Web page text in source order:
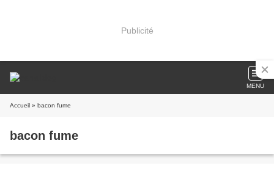
Publicité
MENU
Accueil » bacon fume
bacon fume